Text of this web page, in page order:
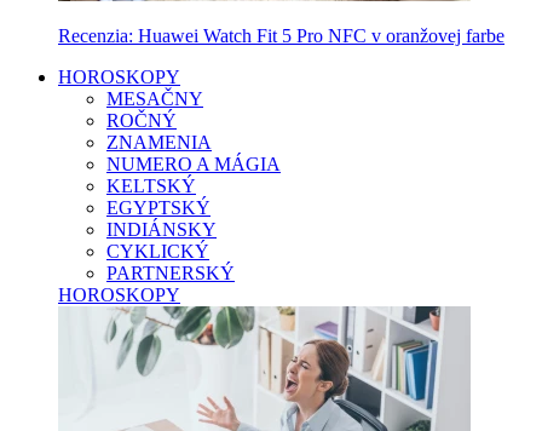
Recenzia: Huawei Watch Fit 5 Pro NFC v oranžovej farbe
HOROSKOPY
MESAČNY
ROČNÝ
ZNAMENIA
NUMERO A MÁGIA
KELTSKÝ
EGYPTSKÝ
INDIÁNSKY
CYKLICKÝ
PARTNERSKÝ
HOROSKOPY